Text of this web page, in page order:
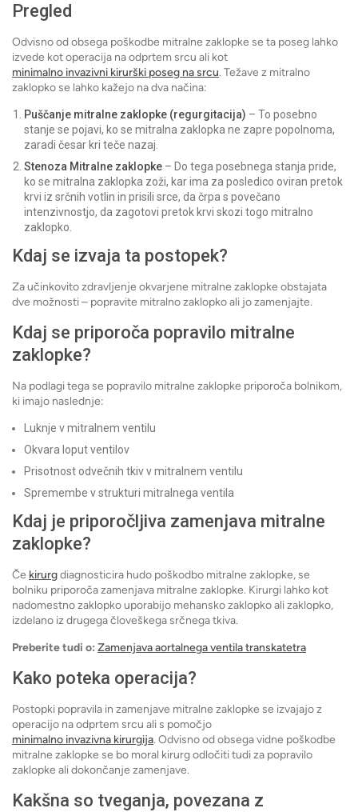
Pregled
Odvisno od obsega poškodbe mitralne zaklopke se ta poseg lahko
izvede kot operacija na odprtem srcu ali kot
minimalno invazivni kirurški poseg na srcu. Težave z mitralno
zaklopko se lahko kažejo na dva načina:
Puščanje mitralne zaklopke (regurgitacija) – To posebno
stanje se pojavi, ko se mitralna zaklopka ne zapre popolnoma,
zaradi česar kri teče nazaj.
Stenoza Mitralne zaklopke – Do tega posebnega stanja pride,
ko se mitralna zaklopka zoži, kar ima za posledico oviran pretok
krvi iz srčnih votlin in prisili srce, da črpa s povečano
intenzivnostjo, da zagotovi pretok krvi skozi togo mitralno
zaklopko.
Kdaj se izvaja ta postopek?
Za učinkovito zdravljenje okvarjene mitralne zaklopke obstajata
dve možnosti – popravite mitralno zaklopko ali jo zamenjajte.
Kdaj se priporoča popravilo mitralne
zaklopke?
Na podlagi tega se popravilo mitralne zaklopke priporoča bolnikom,
ki imajo naslednje:
Luknje v mitralnem ventilu
Okvara loput ventilov
Prisotnost odvečnih tkiv v mitralnem ventilu
Spremembe v strukturi mitralnega ventila
Kdaj je priporočljiva zamenjava mitralne
zaklopke?
Če kirurgdiagnosticira hudo poškodbo mitralne zaklopke, se
bolniku priporoča zamenjava mitralne zaklopke. Kirurgi lahko kot
nadomestno zaklopko uporabijo mehansko zaklopko ali zaklopko,
izdelano iz drugega človeškega srčnega tkiva.
Preberite tudi o: Zamenjava aortalnega ventila transkatetra
Kako poteka operacija?
Postopki popravila in zamenjave mitralne zaklopke se izvajajo z
operacijo na odprtem srcu ali s pomočjo
minimalno invazivna kirurgija. Odvisno od obsega vidne poškodbe
mitralne zaklopke se bo moral kirurg odločiti tudi za popravilo
zaklopke ali dokončanje zamenjave.
Kakšna so tveganja, povezana z